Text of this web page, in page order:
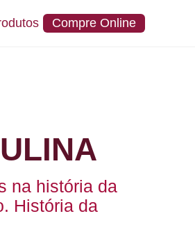
Compre Online
na história da
História da